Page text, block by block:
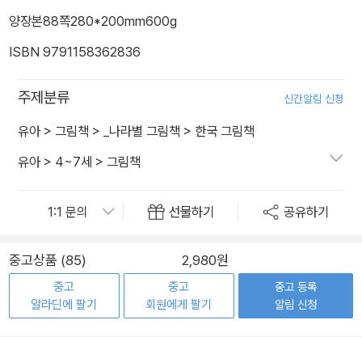
양장본88쪽280*200mm600g
ISBN 9791158362836
주제분류 신간알림 신청
유아> 그림책 > _나라별 그림책 > 한국 그림책
유아> 4~7세 > 그림책
선물하기 공유하기
중고상품 (85) 2,980원
중고
알라딘에 팔기
중고
회원에게 팔기
중고 등록
알림 신청